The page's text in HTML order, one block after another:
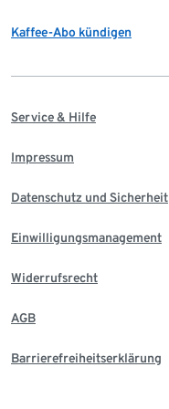
Kaffee-Abo kündigen
Service & Hilfe
Impressum
Datenschutz und Sicherheit
Einwilligungsmanagement
Widerrufsrecht
AGB
Barrierefreiheitserklärung